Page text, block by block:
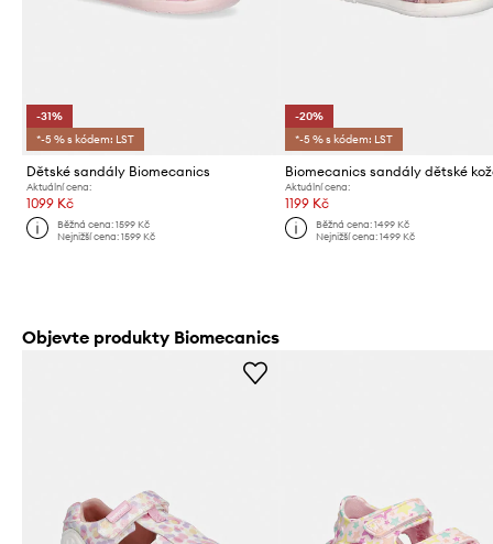
-31%
*-5 % s kódem: LST
Dětské sandály Biomecanics
Aktuální cena:
1099 Kč
Běžná cena:1599 Kč
Nejnižší cena:1599 Kč
-20%
*-5 % s kódem: LST
Biomecanics sandály dětské
Aktuální cena:
1199 Kč
Běžná cena: 1499 Kč
Nejnižší cena: 1499 Kč
Objevte produkty Biomecanics